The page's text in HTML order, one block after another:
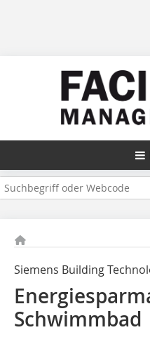
Siemens Building
Schwimmbad